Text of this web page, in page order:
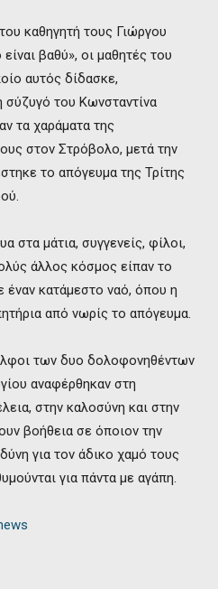
καθηγητή τους Γιώργου
βαθύ», οι μαθητές του
αυτός δίδασκε,
σύζυγό του Κωνσταντίνα
τα χαράματα της
στον Στρόβολο, μετά την
το απόγευμα της Τρίτης
στα μάτια, συγγενείς, φίλοι,
άλλος κόσμος είπαν το
έναν κατάμεστο ναό, όπου η
από νωρίς το απόγευμα.
των δυο δολοφονηθέντων
αναφέρθηκαν στη
στην καλοσύνη και στην
βοήθεια σε όποιον την
για τον άδικο χαμό τους
για πάντα με αγάπη.